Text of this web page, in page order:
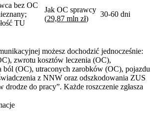
bez OC
TU
Jak OC sprawcy
(29,87 mln zł)
30-60 dni
możesz dochodzić jednocześnie:
zwrotu kosztów leczenia (OC),
ból (OC), utraconych zarobków (OC), pojazdu
z NNW oraz odszkodowania ZUS
drodze do pracy”. Każde roszczenie zgłasza